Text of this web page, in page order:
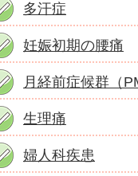
多汗症
妊娠初期の腰痛
月経前症候群（
生理痛
婦人科疾患